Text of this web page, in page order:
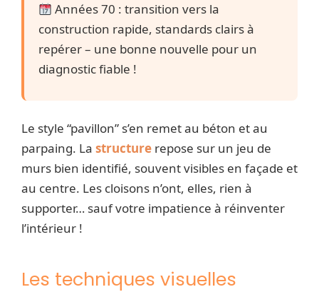
Années 70 : transition vers la
construction rapide, standards clairs à
repérer – une bonne nouvelle pour un
diagnostic fiable !
Le style “pavillon” s’en remet au béton et au
parpaing. La structure repose sur un jeu de
murs bien identifié, souvent visibles en façade et
au centre. Les cloisons n’ont, elles, rien à
supporter… sauf votre impatience à réinventer
l’intérieur !
Les techniques visuelles